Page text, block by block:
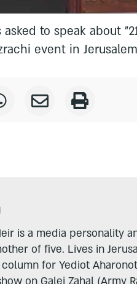
asked to speak about
event in
is a media personality
of five. Lives in
for Yediot